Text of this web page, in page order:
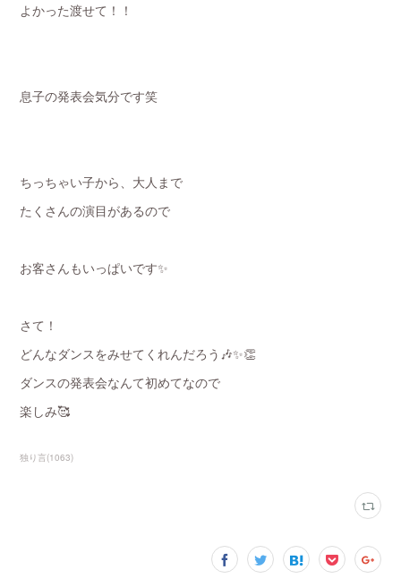
よかった渡せて！！
息子の発表会気分です笑
ちっちゃい子から、大人まで
たくさんの演目があるので
お客さんもいっぱいです✨
さて！
どんなダンスをみせてくれんだろう🎶✨👏
ダンスの発表会なんて初めてなので
楽しみ🥰
独り言(1063)